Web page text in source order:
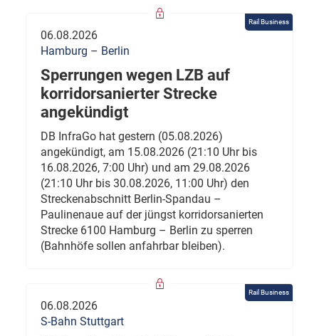
Rail Business
06.08.2026
Hamburg – Berlin
Sperrungen wegen LZB auf
korridorsanierter Strecke
angekündigt
DB InfraGo hat gestern (05.08.2026)
angekündigt, am 15.08.2026 (21:10 Uhr bis
16.08.2026, 7:00 Uhr) und am 29.08.2026
(21:10 Uhr bis 30.08.2026, 11:00 Uhr) den
Streckenabschnitt Berlin-Spandau –
Paulinenaue auf der jüngst korridorsanierten
Strecke 6100 Hamburg – Berlin zu sperren
(Bahnhöfe sollen anfahrbar bleiben).
Rail Business
06.08.2026
S-Bahn Stuttgart